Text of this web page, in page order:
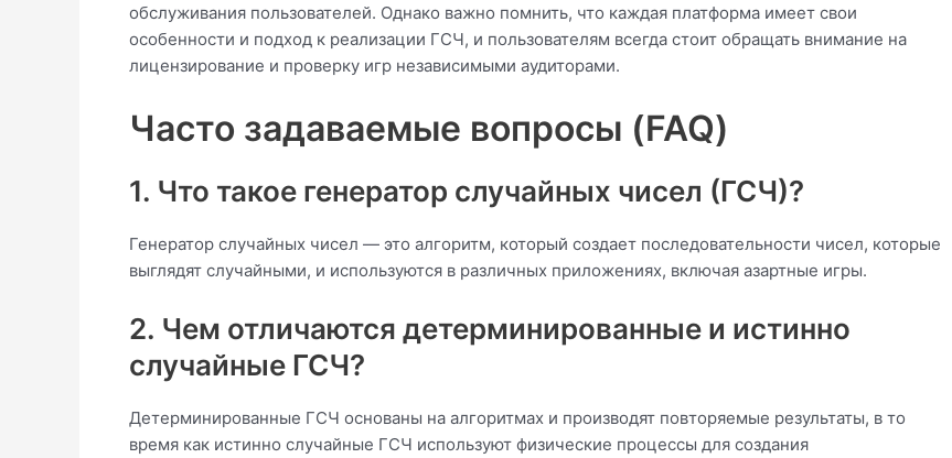
обслуживания пользователей. Однако важно помнить, что каждая платформа имеет свои
особенности и подход к реализации ГСЧ, и пользователям всегда стоит обращать внимание на
лицензирование и проверку игр независимыми аудиторами.
Часто задаваемые вопросы (FAQ)
1. Что такое генератор случайных чисел (ГСЧ)?
Генератор случайных чисел — это алгоритм, который создает последовательности чисел, которые
выглядят случайными, и используются в различных приложениях, включая азартные игры.
2. Чем отличаются детерминированные и истинно
случайные ГСЧ?
Детерминированные ГСЧ основаны на алгоритмах и производят повторяемые результаты, в то
время как истинно случайные ГСЧ используют физические процессы для создания